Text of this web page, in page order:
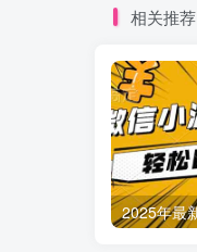
相关推荐